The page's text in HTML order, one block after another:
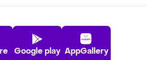
Google play AppGallery